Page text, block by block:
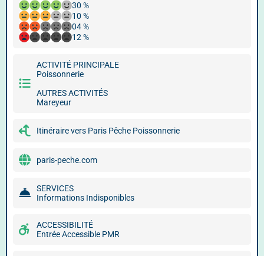
30 %
10 %
04 %
12 %
ACTIVITÉ PRINCIPALE
Poissonnerie
AUTRES ACTIVITÉS
Mareyeur
Itinéraire vers Paris Pêche Poissonnerie
paris-peche.com
SERVICES
Informations Indisponibles
ACCESSIBILITÉ
Entrée Accessible PMR